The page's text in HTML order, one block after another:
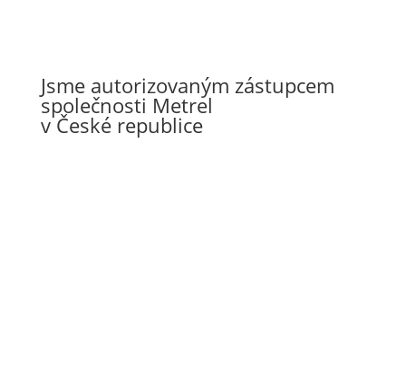
Jsme autorizovaným zástupcem
společnosti Metrel
v České republice